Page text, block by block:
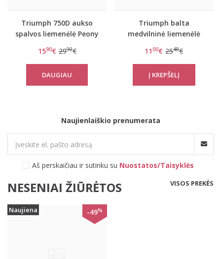
Triumph 750D aukso
spalvos liemenėlė Peony
1590€ 2990€
DAUGIAU
Triumph balta
medvilninė liemenėlė
1100€ 2548€
Naujienlaiškio prenumerata
Aš perskaičiau ir sutinku su Nuostatos/Taisyklės
NESENIAI ŽIŪRĖTOS VISOS PREKĖS
Naujiena -49%